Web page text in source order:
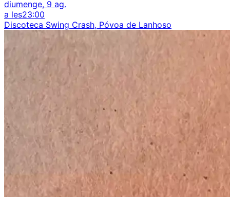
diumenge, 9 ag.
a les23:00
Discoteca Swing Crash, Póvoa de Lanhoso